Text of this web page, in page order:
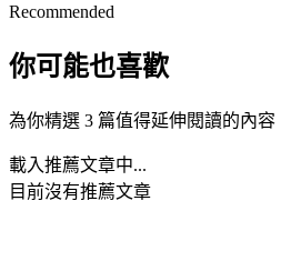
Recommended
你可能也喜歡
為你精選 3 篇值得延伸閱讀的內容
載入推薦文章中...
目前沒有推薦文章